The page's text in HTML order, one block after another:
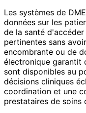
Les systèmes de
données sur les
de la santé
pertinentes sans
encombrante ou de
électronique garantit
sont disponibles au
décisions cliniques
coordination et une
prestataires de soins